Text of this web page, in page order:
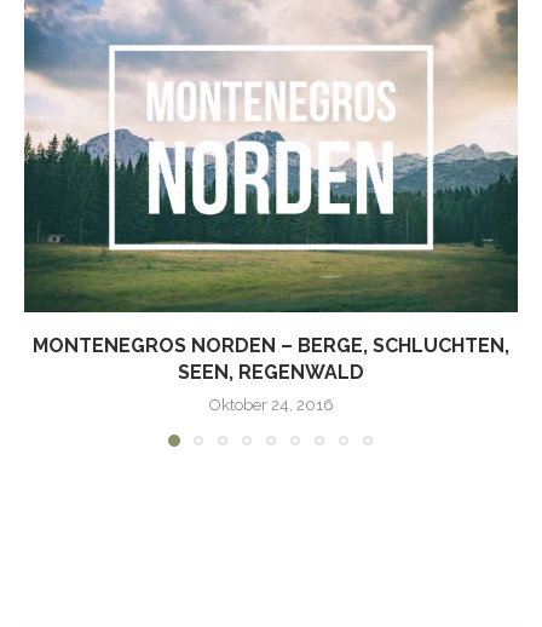
MONTENEGROS NORDEN – BERGE, SCHLUCHTEN,
SEEN, REGENWALD
Oktober 24, 2016